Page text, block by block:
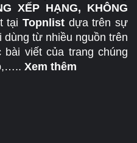
XẾP HẠNG, KHÔNG
tạiTopnlist dựa trên sự
từ nhiều nguồn trên
viết của trang chúng
Xem thêm